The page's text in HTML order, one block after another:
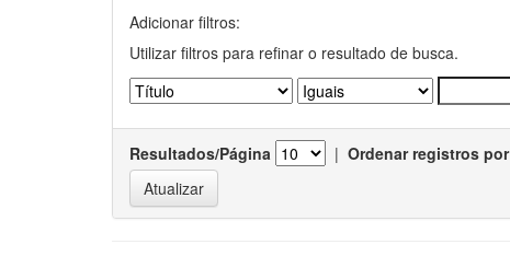
Adicionar filtros:
Utilizar filtros para refinar o resultado de busca.
Resultados/Página | Ordenar registros por